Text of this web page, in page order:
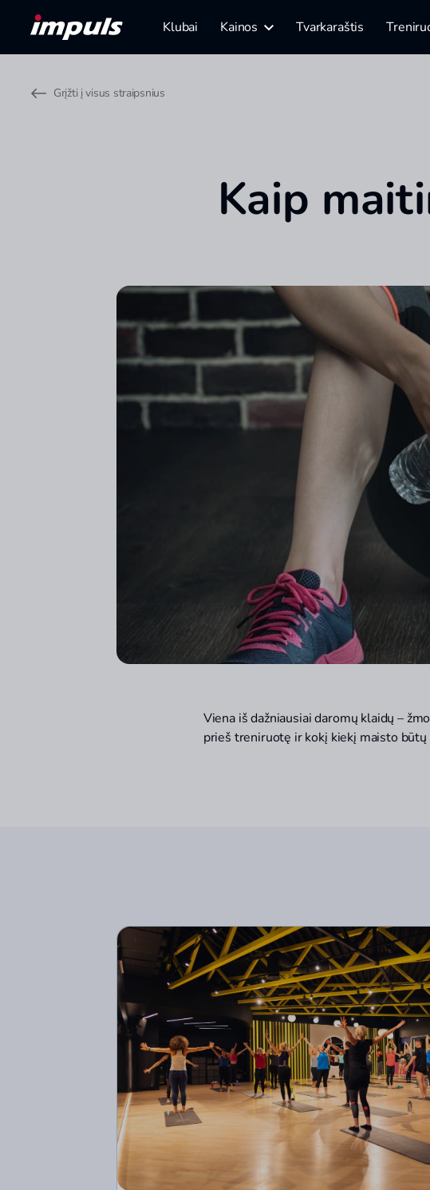
Klubai Kainos Tvarkaraštis
Grįžti į visus straipsnius
Kaip
Viena iš dažniausiai daromų klaidų –
prieš treniruotę ir kokį kiekį maisto